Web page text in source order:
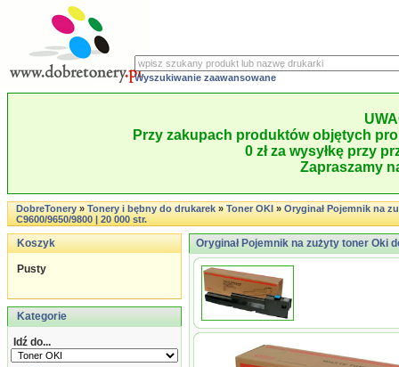
Wyszukiwanie zaawansowane
Przy zakupach produktów objętych
0 zł za wysyłkę przy
Zapraszamy
DobreTonery»Tonery i bębny do drukarek»Toner OKI»Oryginał Pojemnik na
C9600/9650/9800 | 20 000 str.
Koszyk
Pusty
Kategorie
Idź do...
Oryginał Pojemnik na zużyty toner Oki